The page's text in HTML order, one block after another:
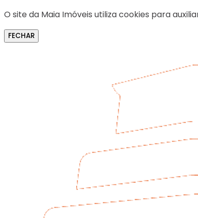
O site da Maia Imóveis utiliza cookies para
FECHAR